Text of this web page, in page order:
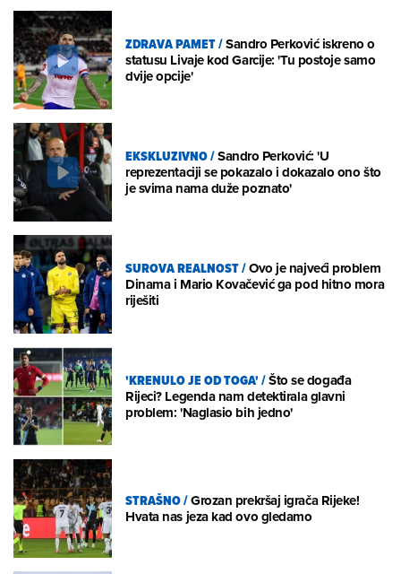
ZDRAVA PAMET/Sandro Perković iskreno o
statusu Livaje kod Garcije: 'Tu postoje samo
dvije opcije'
EKSKLUZIVNO/Sandro Perković: 'U
reprezentaciji se pokazalo i dokazalo ono što
je svima nama duže poznato'
SUROVA REALNOST/Ovo je najveći problem
Dinama i Mario Kovačević ga pod hitno mora
riješiti
'KRENULO JE OD TOGA'/Što se događa
Rijeci? Legenda nam detektirala glavni
problem: 'Naglasio bih jedno'
STRAŠNO/Grozan prekršaj igrača Rijeke!
Hvata nas jeza kad ovo gledamo